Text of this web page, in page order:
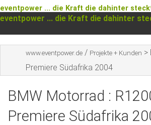
eventpower ... die Kraft die dahinter
eventpower ... die Kraft die dahinter
Startseite
Das war 2023
Das war 2021
Das war 2020
www.eventpower.de / Projekte + Kunden >
Premiere Südafrika 2004
BMW Motorrad :
Premiere Südafrika